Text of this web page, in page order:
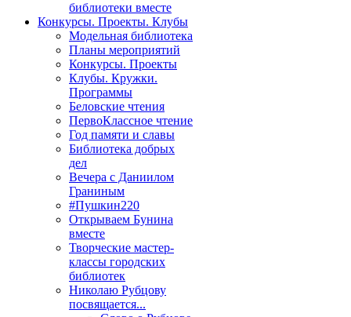
библиотеки вместе
Конкурсы. Проекты. Клубы
Модельная библиотека
Планы мероприятий
Конкурсы. Проекты
Клубы. Кружки.
Программы
Беловские чтения
ПервоКлассное чтение
Год памяти и славы
Библиотека добрых
дел
Вечера с Даниилом
Граниным
#Пушкин220
Открываем Бунина
вместе
Творческие мастер-
классы городских
библиотек
Николаю Рубцову
посвящается...